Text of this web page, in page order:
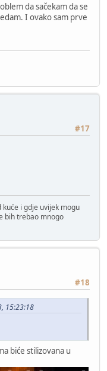
da sačekam da se
I ovako sam prve
#17
i gdje uvijek mogu
bih trebao mnogo
#18
15:23:18
biće stilizovana u